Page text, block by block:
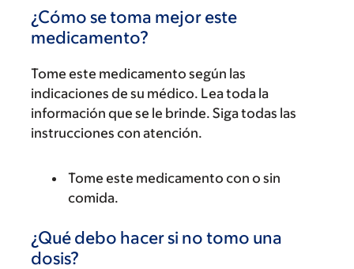
¿Cómo se toma mejor este
medicamento?
Tome este medicamento según las
indicaciones de su médico. Lea toda la
información que se le brinde. Siga todas las
instrucciones con atención.
Tome este medicamento con o sin
comida.
¿Qué debo hacer si no tomo una
dosis?